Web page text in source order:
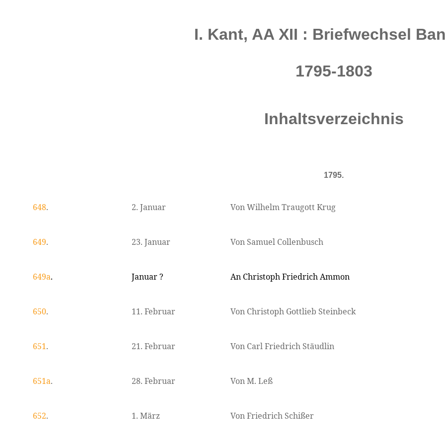
I. Kant, AA XII : Briefwechsel
1795-1803
Inhaltsverzeichnis
1795.
648. 2. Januar Von Wilhelm Traugott Krug
649. 23. Januar Von Samuel Collenbusch
649a. Januar ? An Christoph Friedrich Ammon
650. 11. Februar Von Christoph Gottlieb Steinbeck
651. 21. Februar Von Carl Friedrich Stäudlin
651a. 28. Februar Von M. Leß
652. 1. März Von Friedrich Schißer